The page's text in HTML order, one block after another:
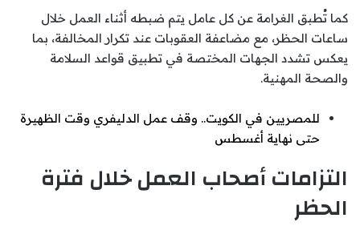
كما تُطبق الغرامة عن كل عامل يتم ضبطه أثناء العمل خلال
ساعات الحظر، مع مضاعفة العقوبات عند تكرار المخالفة، بما
يعكس تشدد الجهات المختصة في تطبيق قواعد السلامة
والصحة المهنية.
للمصريين في الكويت.. وقف عمل الدليفري وقت الظهيرة
حتى نهاية أغسطس
التزامات أصحاب العمل خلال فترة
الحظر